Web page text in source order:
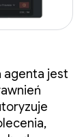
agenta jest